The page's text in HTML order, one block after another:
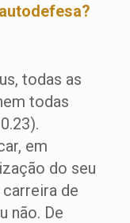
todas as
todas
em
do seu
de
não. De